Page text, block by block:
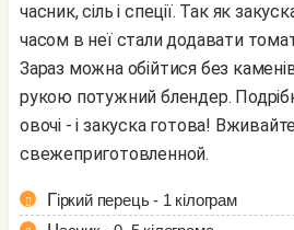
часник, сіль і спеції. Так як
часом в неї стали додавати
Зараз можна обійтися без
рукою потужний блендер.
овочі - і закуска готова! Вживайте
свежеприготовленной.
Гіркий перець - 1 кілограм